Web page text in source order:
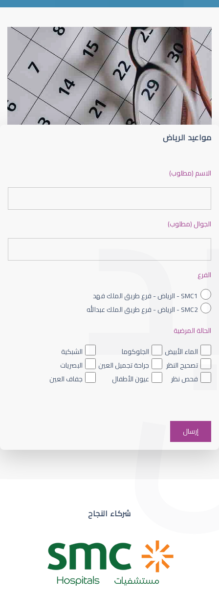
قلوبال لرعاية العين ضعف نظر
ضعف نظر الاطفال
ضعف نظر العين اليسرى
ضعف نظر مفاجئ
مواعيد الرياض
الاسم (مطلوب)
الجوال (مطلوب)
الفرع
SMC1 - الرياض - فرع طريق الملك فهد
SMC2 - الرياض - فرع طريق الملك عبدالله
الحالة المرضية
الماء الأبيض
الجلوكوما
الشبكية
تصحيح النظر
جراحة تجميل العين
البصريات
فحص نظر
عيون الأطفال جفاف العين
شركاء النجاح